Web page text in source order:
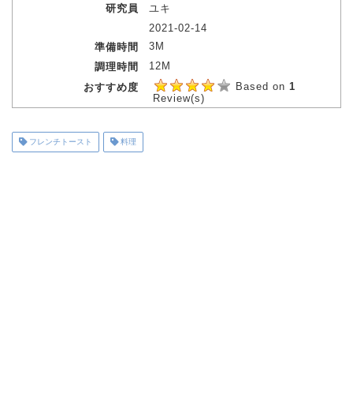
研究員
ユキ
2021-02-14
準備時間
3M
調理時間
12M
おすすめ度
Based on 1
Review(s)
フレンチトースト 料理